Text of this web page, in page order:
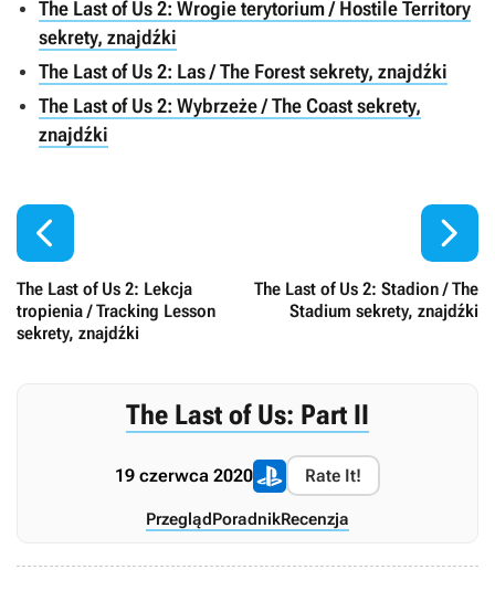
The Last of Us 2: Wrogie terytorium / Hostile Territory
sekrety, znajdźki
The Last of Us 2: Las / The Forest sekrety, znajdźki
The Last of Us 2: Wybrzeże / The Coast sekrety,
znajdźki

The Last of Us 2: Lekcja
tropienia / Tracking Lesson
sekrety, znajdźki
The Last of Us 2: Stadion / The
Stadium sekrety, znajdźki

The Last of Us: Part II
19 czerwca 2020 Rate It!
PrzeglądPoradnikRecenzja